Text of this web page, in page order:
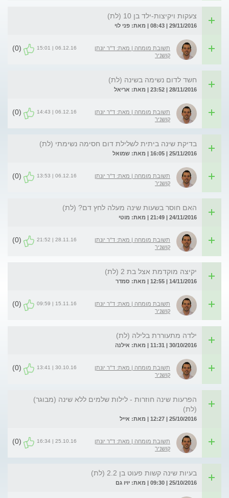
צעקות ויקיצות-ילד בן 10 (לת)
29/11/2016 | 08:43 | מאת: פני לוי
תשובת מומחה | מאת: ד"ר יונתן
קושניר
06.12.16 | 15:01
(0)
חשד לדום נשימה בשינה (לת)
28/11/2016 | 23:52 | מאת: אריאל
תשובת מומחה | מאת: ד"ר יונתן
קושניר
06.12.16 | 14:43
(0)
בדיקת שינה ביתית לשלילת דום חסימה נשימתי (לת)
25/11/2016 | 16:05 | מאת: שמואל
תשובת מומחה | מאת: ד"ר יונתן
קושניר
06.12.16 | 13:53
(0)
האם חוסר בשעות שינה מעלה לחץ דם? (לת)
24/11/2016 | 21:49 | מאת: מוטי
תשובת מומחה | מאת: ד"ר יונתן
קושניר
28.11.16 | 21:52
(0)
יקיצה מוקדמת אצל בת 2 (לת)
14/11/2016 | 12:55 | מאת: סמדר
תשובת מומחה | מאת: ד"ר יונתן
קושניר
15.11.16 | 09:59
(0)
ילדה מתעוררת בלילה (לת)
30/10/2016 | 11:31 | מאת: אילנה
תשובת מומחה | מאת: ד"ר יונתן
קושניר
30.10.16 | 13:41
(0)
הפרעות שינה חוזרות - לילות שלמים ללא שינה (מבוגר)
(לת)
25/10/2016 | 12:27 | מאת: אייל
תשובת מומחה | מאת: ד"ר יונתן
קושניר
25.10.16 | 16:34
(0)
בעיות שינה קשות פעוט בן 2.2 (לת)
25/10/2016 | 09:30 | מאת: יויו גם